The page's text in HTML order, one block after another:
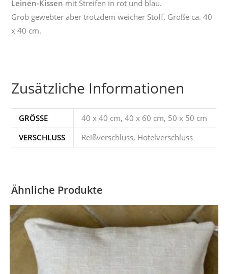
Leinen-Kissen mit Streifen in rot und blau.
Grob gewebter aber trotzdem weicher Stoff. Größe ca. 40
x 40 cm.
Zusätzliche Informationen
GRÖSSE
40 x 40 cm, 40 x 60 cm, 50 x 50 cm
VERSCHLUSS
Reißverschluss, Hotelverschluss
Ähnliche Produkte